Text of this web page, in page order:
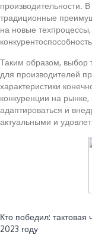
производительности.
традиционные
на новые
Таким образом, выбор
для производителей
характеристики
конкуренции на
адаптироваться и
актуальными и
Кто победил: тактовая
2023 году